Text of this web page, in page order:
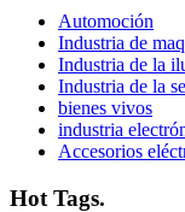
Automoción
Industria de
Industria de la
Industria de la
bienes vivos
industria
Accesorios
Hot Tags.